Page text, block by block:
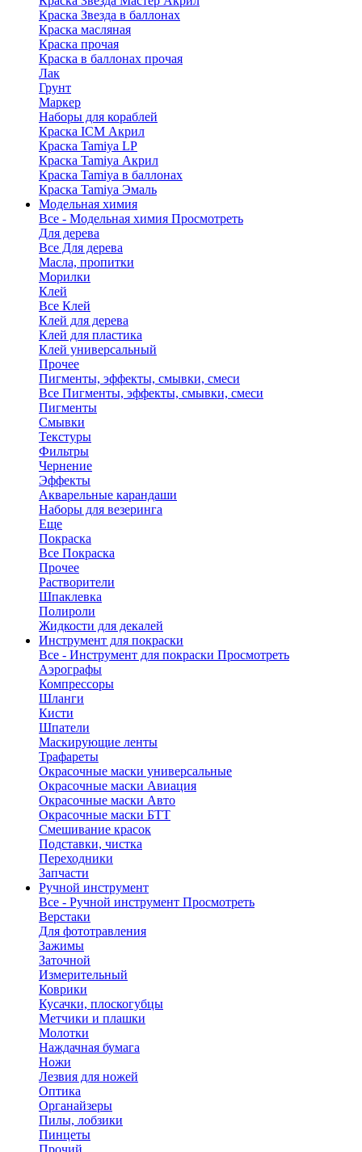
Краска Звезда в баллонах
Краска масляная
Краска прочая
Краска в баллонах прочая
Лак
Грунт
Маркер
Наборы для кораблей
Краска ICM Акрил
Краска Tamiya LP
Краска Tamiya Акрил
Краска Tamiya в баллонах
Краска Tamiya Эмаль
Модельная химия
Все - Модельная химия Просмотреть
Для дерева
Все Для дерева
Масла, пропитки
Морилки
Клей
Все Клей
Клей для дерева
Клей для пластика
Клей универсальный
Прочее
Пигменты, эффекты, смывки, смеси
Все Пигменты, эффекты, смывки, смеси
Пигменты
Смывки
Текстуры
Фильтры
Чернение
Эффекты
Акварельные карандаши
Наборы для везеринга
Еще
Покраска
Все Покраска
Прочее
Растворители
Шпаклевка
Полироли
Жидкости для декалей
Инструмент для покраски
Все - Инструмент для покраски Просмотреть
Аэрографы
Компрессоры
Шланги
Кисти
Шпатели
Маскирующие ленты
Трафареты
Окрасочные маски универсальные
Окрасочные маски Авиация
Окрасочные маски Авто
Окрасочные маски БТТ
Смешивание красок
Подставки, чистка
Переходники
Запчасти
Ручной инструмент
Все - Ручной инструмент Просмотреть
Верстаки
Для фототравления
Зажимы
Заточной
Измерительный
Коврики
Кусачки, плоскогубцы
Метчики и плашки
Молотки
Наждачная бумага
Ножи
Лезвия для ножей
Оптика
Органайзеры
Пилы, лобзики
Пинцеты
Прочий